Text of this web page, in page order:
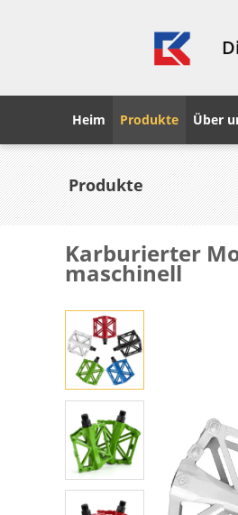
Heim Produkte Über
Produkte
Karburierter
maschinell